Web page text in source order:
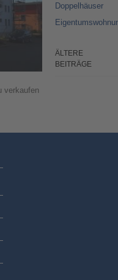
verkaufen
Doppelhäuser
ÄLTERE
BEITRÄGE